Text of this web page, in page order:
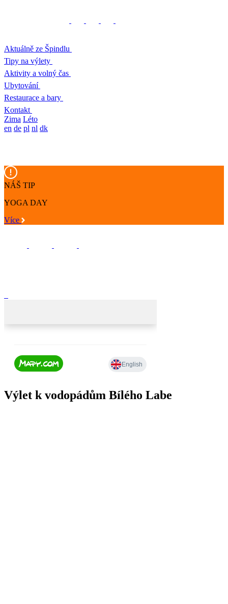
Aktuálně ze Špindlu
Tipy na výlety
Aktivity a volný čas
Ubytování
Restaurace a bary
Kontakt
Zima Léto
en de pl nl dk
NÁŠ TIP
YOGA DAY
Více
Výlet k vodopádům Bílého Labe